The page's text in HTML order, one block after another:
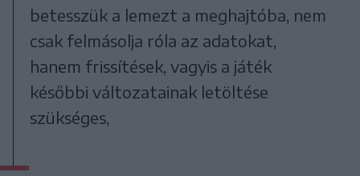
betesszük a lemezt a meghajtóba, nem
csak felmásolja róla az adatokat,
hanem frissítések, vagyis a játék
későbbi változatainak letöltése
szükséges,